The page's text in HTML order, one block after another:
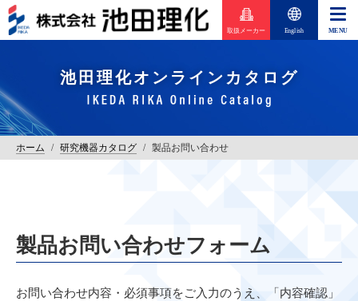
取扱メーカー English
池田理化オンラインカタログ
ホーム / 研究機器カタログ / 製品お問い合わせ
製品お問い合わせフォーム
お問い合わせ内容・必須事項をご入力のうえ、「内容確認」